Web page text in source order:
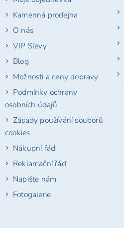
Kamenná prodejna
O nás
VIP Slevy
Blog
Možnosti a ceny dopravy
Podmínky ochrany
osobních údajů
Zásady používání souborů
cookies
Nákupní řád
Reklamační řád
Napište nám
Fotogalerie